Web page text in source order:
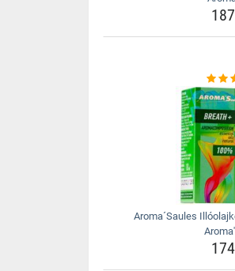
Aroma´Saules